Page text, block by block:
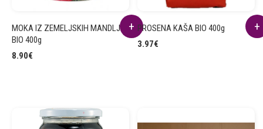
MOKA IZ ZEMELJSKIH MANDLJEV
BIO 400g
8.90€
PROSENA KAŠA BIO 400g
3.97€